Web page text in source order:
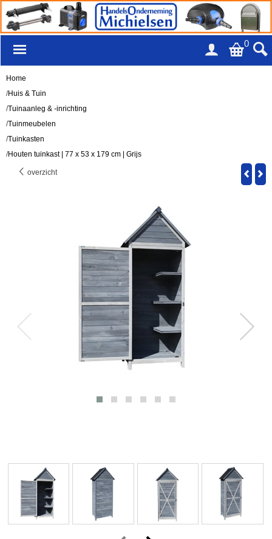
0
Home
/Huis & Tuin
/Tuinaanleg & -inrichting
/Tuinmeubelen
/Tuinkasten
/Houten tuinkast | 77 x 53 x 179 cm | Grijs
overzicht